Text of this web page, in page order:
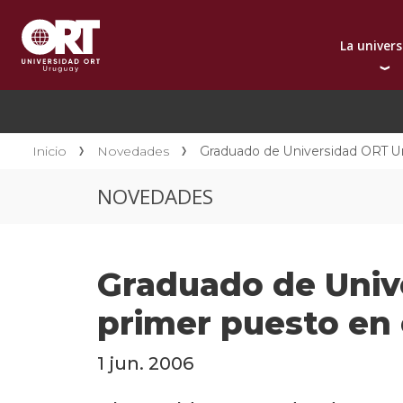
La
Presentación
Reconocimientos
Contacto
Inicio Novedades Graduado de Universidad ORT
NOVEDADES
Graduado de
primer puesto en
1 jun. 2006